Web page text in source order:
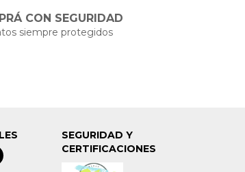
CON SEGURIDAD
siempre protegidos
SEGURIDAD Y
CERTIFICACIONES